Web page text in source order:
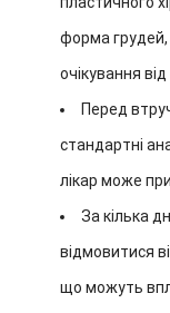
форма
очікування від
Перед
стандартні
лікар може
За кілька
відмовитися
що можуть